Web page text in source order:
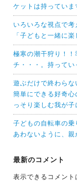
ケットは持っていま
いろいろな視点で
「子どもと一緒に
極寒の潮干狩り！！
チ・・・。持ってい
遊ぶだけで終わら
簡単にできる好奇心
っそり楽しむ我が子
子どもの自転車の
あわないように、親
最新のコメント
表示できるコメント